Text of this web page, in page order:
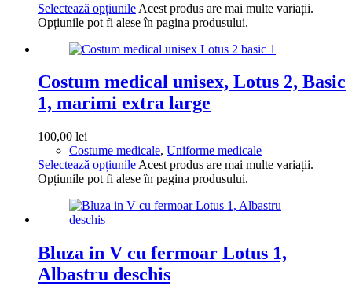
Selectează opțiunile Acest produs are mai multe variații.
Opțiunile pot fi alese în pagina produsului.
Costum medical unisex, Lotus 2, Basic
1, marimi extra large
100,00 lei
Costume medicale, Uniforme medicale
Selectează opțiunile Acest produs are mai multe variații.
Opțiunile pot fi alese în pagina produsului.
Bluza in V cu fermoar Lotus 1,
Albastru deschis